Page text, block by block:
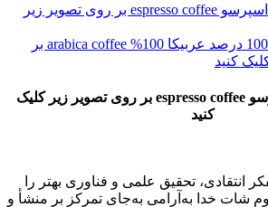
برای خرید قهوه اسپرسو espresso coffee بر روی تصویر زیر
برای خرید قهوه 100 درصد عربیکا 100% arabica coffee بر
کنید
برای خرید قهوه اسپرسو espresso coffee بر روی تصویر زیر کلیک
کنید
انتقادی، تحقیق علمی و فناوری بهتر را
شات خدا به‌آرامی به‌جای تمرکز بر منشأ و